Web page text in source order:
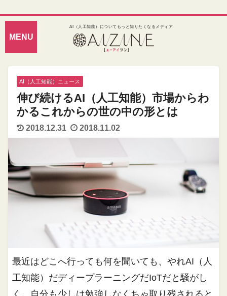
AI（人工知能）についてもっと知りたくなるメディア
AI（人工知能）ニュース
伸び続けるAI（人工知能）市場からわ
かるこれからの世の中の形とは
2018.12.31 2018.11.02
最近はどこへ行っても何を聞いても、やれAI（人
工知能）だディープラーニングだIoTだと騒がし